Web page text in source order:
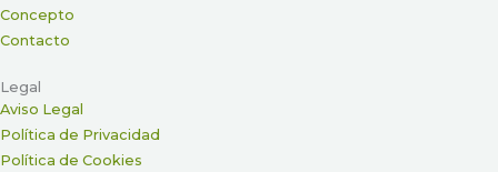
Concepto
Contacto
Legal
Aviso Legal
Política de Privacidad
Política de Cookies